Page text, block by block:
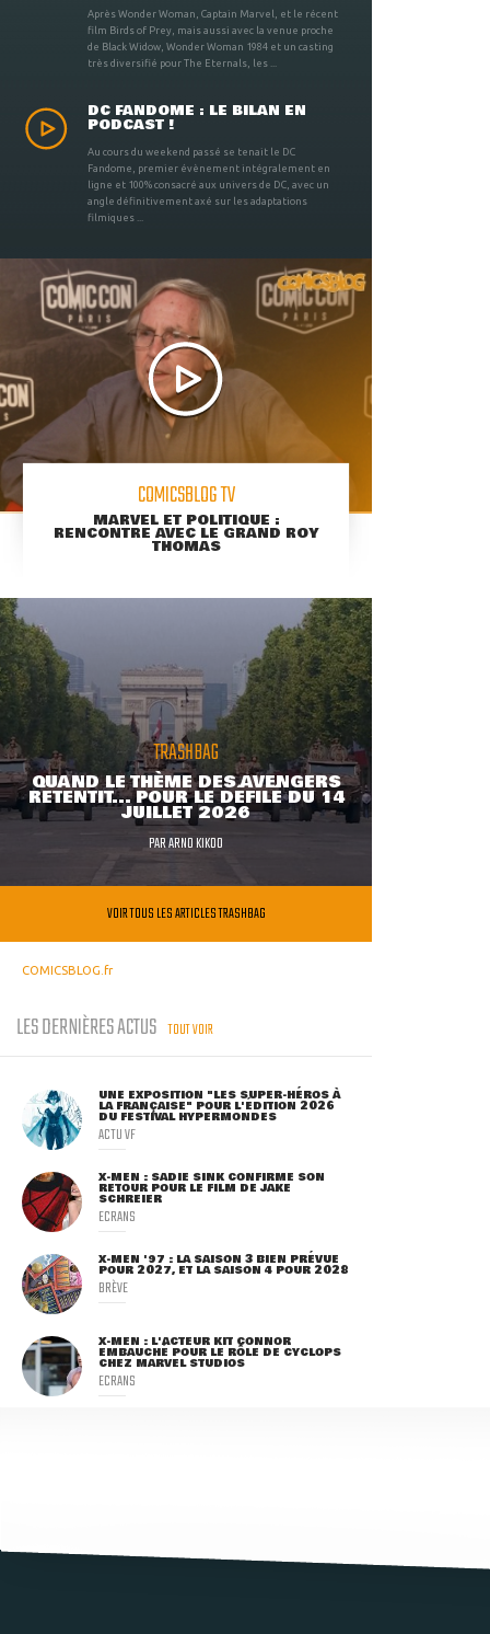
Après Wonder Woman, Captain Marvel, et le récent
film Birds of Prey, mais aussi avec la venue proche
de Black Widow, Wonder Woman 1984 et un casting
très diversifié pour The Eternals, les ...
DC FANDOME : LE BILAN EN
PODCAST !
Au cours du weekend passé se tenait le DC
Fandome, premier évènement intégralement en
ligne et 100% consacré aux univers de DC, avec un
angle définitivement axé sur les adaptations
filmiques ...
COMICSBLOG TV
MARVEL ET POLITIQUE :
RENCONTRE AVEC LE GRAND ROY
THOMAS
TRASHBAG
QUAND LE THÈME DES AVENGERS
RETENTIT... POUR LE DÉFILÉ DU 14
JUILLET 2026
PARARNO KIKOO
VOIR TOUS LES ARTICLES TRASHBAG
COMICSBLOG.fr
LES DERNIÈRES ACTUS TOUT VOIR
UNE EXPOSITION "LES SUPER-HÉROS À
LA FRANÇAISE" POUR L'ÉDITION 2026
DU FESTIVAL HYPERMONDES
ACTU VF
X-MEN : SADIE SINK CONFIRME SON
RETOUR POUR LE FILM DE JAKE
SCHREIER
ECRANS
X-MEN '97 : LA SAISON 3 BIEN PRÉVUE
POUR 2027, ET LA SAISON 4 POUR 2028
BRÈVE
X-MEN : L'ACTEUR KIT CONNOR
EMBAUCHÉ POUR LE RÔLE DE CYCLOPS
CHEZ MARVEL STUDIOS
ECRANS